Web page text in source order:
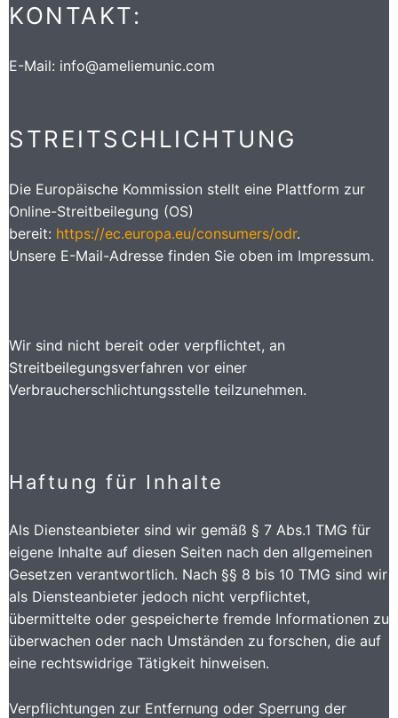
KONTAKT:
E-Mail: info@ameliemunic.com
STREITSCHLICHTUNG
Die Europäische Kommission stellt eine Plattform zur
Online-Streitbeilegung (OS)
bereit: https://ec.europa.eu/consumers/odr.
Unsere E-Mail-Adresse finden Sie oben im Impressum.
Wir sind nicht bereit oder verpflichtet, an
Streitbeilegungsverfahren vor einer
Verbraucherschlichtungsstelle teilzunehmen.
Haftung für Inhalte
Als Diensteanbieter sind wir gemäß § 7 Abs.1 TMG für
eigene Inhalte auf diesen Seiten nach den allgemeinen
Gesetzen verantwortlich. Nach §§ 8 bis 10 TMG sind wir
als Diensteanbieter jedoch nicht verpflichtet,
übermittelte oder gespeicherte fremde Informationen zu
überwachen oder nach Umständen zu forschen, die auf
eine rechtswidrige Tätigkeit hinweisen.
Verpflichtungen zur Entfernung oder Sperrung der